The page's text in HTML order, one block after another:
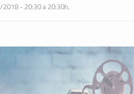
- 20:30 a 20:30h.